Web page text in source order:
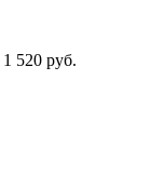
1 520 руб.